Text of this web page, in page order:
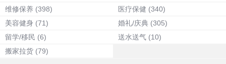
维修保养 (398) 医疗保健 (340)
美容健身 (71) 婚礼/庆典 (305)
留学/移民 (6) 送水送气 (10)
搬家拉货 (79)